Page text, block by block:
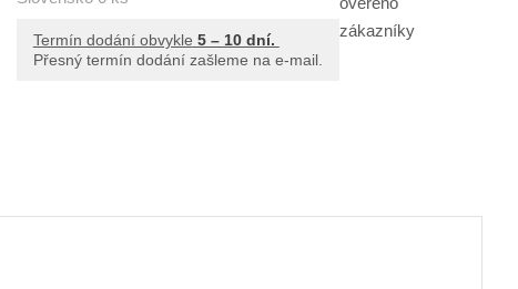
Termín dodání obvykle 5 – 10 dní.
Přesný termín dodání zašleme na e-mail.